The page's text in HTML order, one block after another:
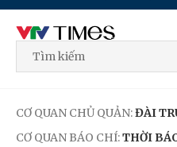
CƠ QUAN CHỦ QUẢN:ĐÀI
CƠ QUAN BÁO CHÍ:THỜI